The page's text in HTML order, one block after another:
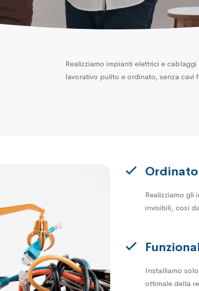
Realizziamo impianti elettrici e
lavorativo pulito e ordinato, senza cavi
Ordinato
Realizziamo
invisibili, così
Installiamo
ottimale della